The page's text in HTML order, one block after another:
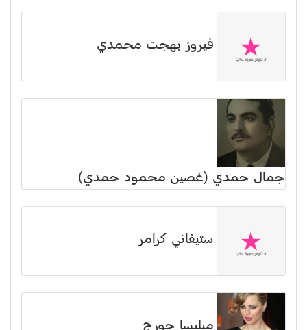
فيروز بهجت محمدي
جمال حمدي (غصين محمود حمدي)
ستيفاني كرامر
ميليسا جورج